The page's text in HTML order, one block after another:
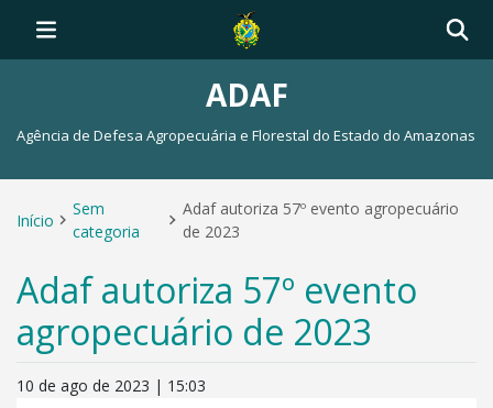
ADAF
Agência de Defesa Agropecuária e Florestal do Estado do Amazonas
Início
Sem
categoria
Adaf autoriza 57º evento agropecuário
de 2023
Adaf autoriza 57º evento
agropecuário de 2023
10 de ago de 2023 | 15:03